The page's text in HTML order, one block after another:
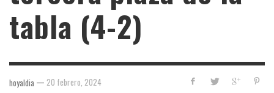
tabla (4-2)
hoyaldia — 20 febrero, 2024